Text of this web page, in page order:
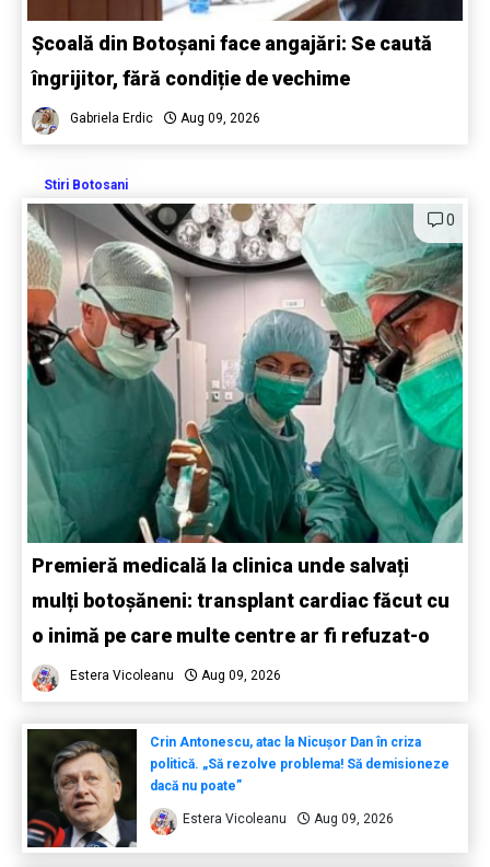
Școală din Botoșani face angajări: Se caută
îngrijitor, fără condiție de vechime
Gabriela Erdic Aug 09, 2026
Stiri Botosani
0
Premieră medicală la clinica unde salvați
mulți botoșăneni: transplant cardiac făcut cu
o inimă pe care multe centre ar fi refuzat-o
Estera Vicoleanu Aug 09, 2026
Crin Antonescu, atac la Nicușor Dan în criza
politică. „Să rezolve problema! Să demisioneze
dacă nu poate”
Estera Vicoleanu Aug 09, 2026